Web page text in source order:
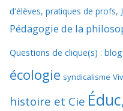
d'élèves, pratiques de profs,
Pédagogie de la
Questions de clique(s) :
écologie syndicalisme
histoire et Cie